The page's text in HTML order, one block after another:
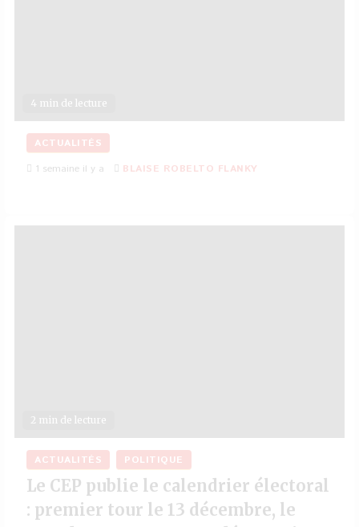
4 min de lecture
ACTUALITÉS
1 semaine il y a
BLAISE ROBELTO FLANKY
2 min de lecture
ACTUALITÉS POLITIQUE
Le CEP publie le calendrier électoral
: premier tour le 13 décembre, le